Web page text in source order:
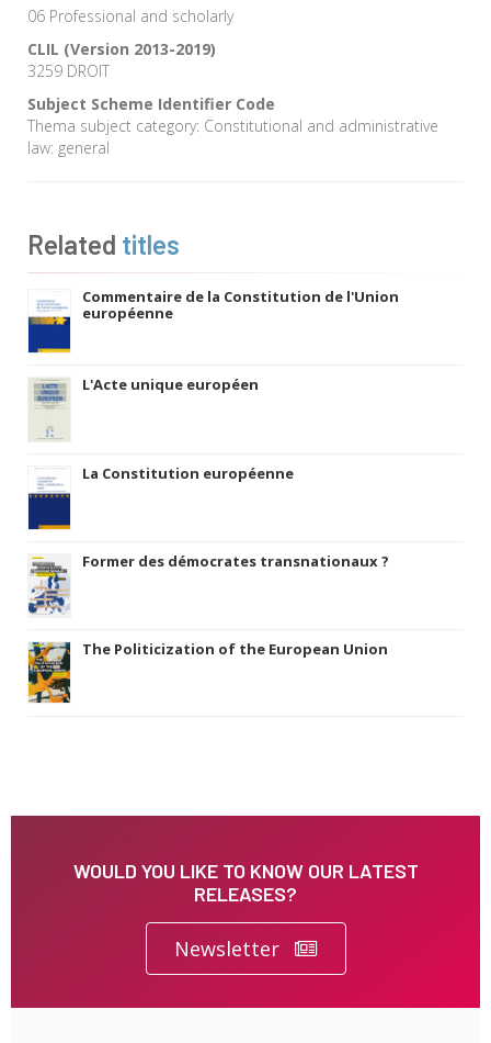
06 Professional and scholarly
CLIL (Version 2013-2019)
3259 DROIT
Subject Scheme Identifier Code
Thema subject category: Constitutional and administrative
law: general
Related titles
Commentaire de la Constitution de l'Union
européenne
L'Acte unique européen
La Constitution européenne
Former des démocrates transnationaux ?
The Politicization of the European Union
WOULD YOU LIKE TO KNOW OUR LATEST
RELEASES?
Newsletter